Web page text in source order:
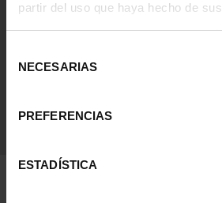
partir del uso que haya hecho de
NECESARIAS
PREFERENCIAS
ESTADÍSTICA